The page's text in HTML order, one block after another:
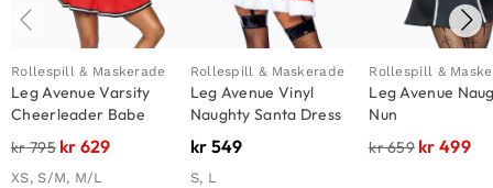
Rollespill & Maskerade
Leg Avenue Varsity
Cheerleader Babe
kr795 kr 629
XS, S/M, M/L
Rollespill & Maskerade
Leg Avenue Vinyl
Naughty Santa Dress
kr 549
S, L
Rollespill &
Leg Avenue
Nun
kr659 kr 499